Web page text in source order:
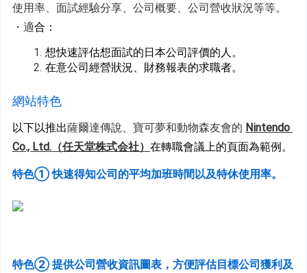
使用率、面試經驗分享、公司概要、公司營收狀況等等。
・適合：
想快速評估想面試的日本公司評價的人。
在意公司經營狀況、財務報表的求職者。
網站特色
以下以推出薩爾達傳說、寶可夢和動物森友會的 Nintendo
Co., Ltd.（任天堂株式会社） 在轉職會議上的頁面為範例。
特色① 快速得知公司的平均加班時間以及特休使用率。
特色② 提供公司營收資訊圖表，方便評估目標公司獲利及